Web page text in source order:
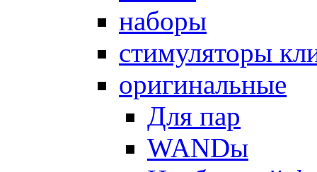
наборы
стимуляторы
оригинальные
Для пар
WANDы